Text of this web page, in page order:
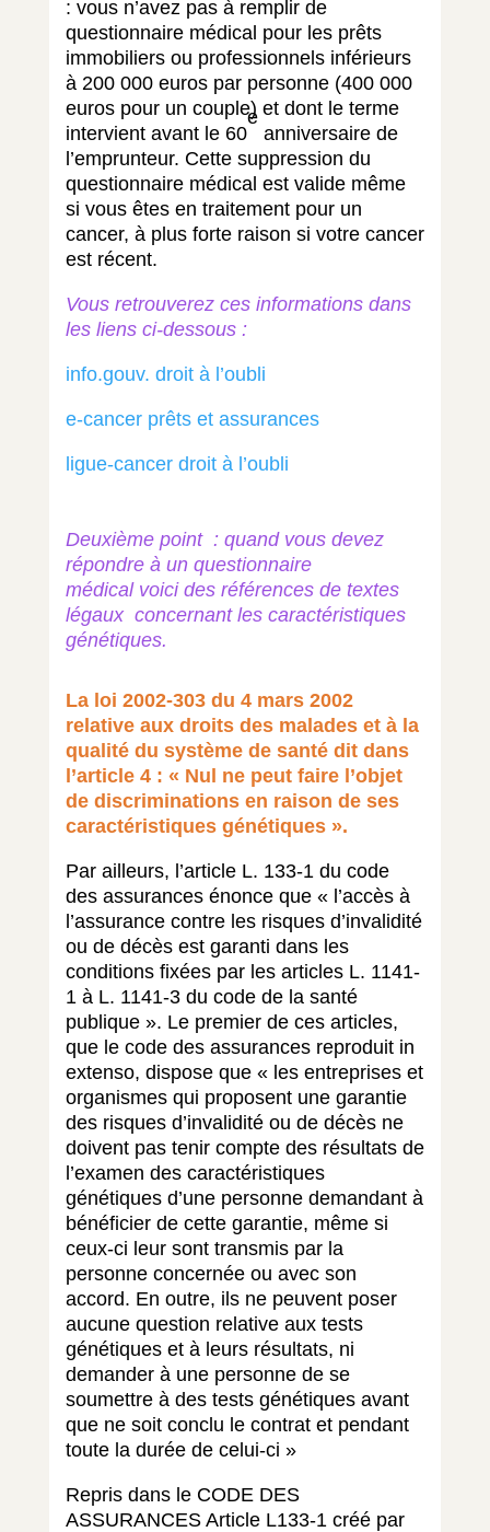
: vous n’avez pas à remplir de
questionnaire médical pour les prêts
immobiliers ou professionnels inférieurs
à 200 000 euros par personne (400 000
euros pour un couple) et dont le terme
intervient avant le 60
e
anniversaire de
l’emprunteur. Cette suppression du
questionnaire médical est valide même
si vous êtes en traitement pour un
cancer, à plus forte raison si votre cancer
est récent.
Vous retrouverez ces informations dans
les liens ci-dessous :
info.gouv. droit à l’oubli
e-cancer prêts et assurances
ligue-cancer droit à l’oubli
Deuxième point : quand vous devez
répondre à un questionnaire
médical voici des références de textes
légaux concernant les caractéristiques
génétiques.
La loi 2002-303 du 4 mars 2002
relative aux droits des malades et à la
qualité du système de santé dit dans
l’article 4 : « Nul ne peut faire l’objet
de discriminations en raison de ses
caractéristiques génétiques ».
Par ailleurs, l’article L. 133-1 du code
des assurances énonce que « l’accès à
l’assurance contre les risques d’invalidité
ou de décès est garanti dans les
conditions fixées par les articles L. 1141-
1 à L. 1141-3 du code de la santé
publique ». Le premier de ces articles,
que le code des assurances reproduit in
extenso, dispose que « les entreprises et
organismes qui proposent une garantie
des risques d’invalidité ou de décès ne
doivent pas tenir compte des résultats de
l’examen des caractéristiques
génétiques d’une personne demandant à
bénéficier de cette garantie, même si
ceux-ci leur sont transmis par la
personne concernée ou avec son
accord. En outre, ils ne peuvent poser
aucune question relative aux tests
génétiques et à leurs résultats, ni
demander à une personne de se
soumettre à des tests génétiques avant
que ne soit conclu le contrat et pendant
toute la durée de celui-ci »
Repris dans le CODE DES
ASSURANCES Article L133-1 créé par